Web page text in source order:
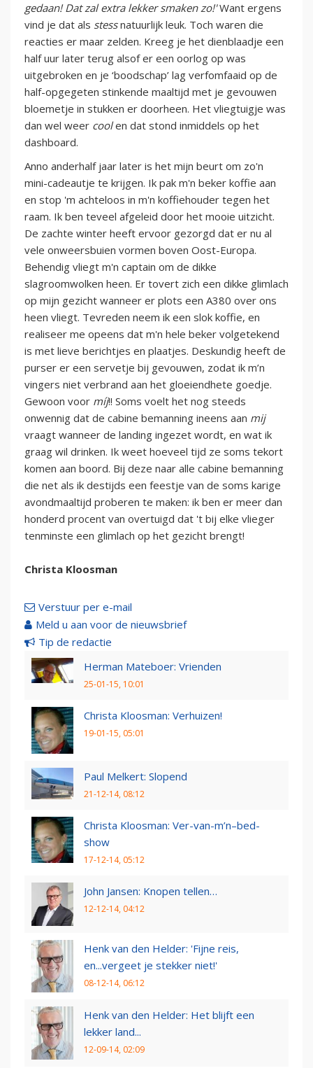
gedaan! Dat zal extra lekker smaken zo!'Want ergens
vind je dat als stessnatuurlijk leuk. Toch waren die
reacties er maar zelden. Kreeg je het dienblaadje een
half uur later terug alsof er een oorlog op was
uitgebroken en je ‘boodschap’ lag verfomfaaid op de
half-opgegeten stinkende maaltijd met je gevouwen
bloemetje in stukken er doorheen. Het vliegtuigje was
dan wel weer coolen dat stond inmiddels op het
dashboard.
Anno anderhalf jaar later is het mijn beurt om zo'n
mini-cadeautje te krijgen. Ik pak m'n beker koffie aan
en stop 'm achteloos in m'n koffiehouder tegen het
raam. Ik ben teveel afgeleid door het mooie uitzicht.
De zachte winter heeft ervoor gezorgd dat er nu al
vele onweersbuien vormen boven Oost-Europa.
Behendig vliegt m'n captain om de dikke
slagroomwolken heen. Er tovert zich een dikke glimlach
op mijn gezicht wanneer er plots een A380 over ons
heen vliegt. Tevreden neem ik een slok koffie, en
realiseer me opeens dat m'n hele beker volgetekend
is met lieve berichtjes en plaatjes. Deskundig heeft de
purser er een servetje bij gevouwen, zodat ik m’n
vingers niet verbrand aan het gloeiendhete goedje.
Gewoon voor míj!! Soms voelt het nog steeds
onwennig dat de cabine bemanning ineens aan mij
vraagt wanneer de landing ingezet wordt, en wat ik
graag wil drinken. Ik weet hoeveel tijd ze soms tekort
komen aan boord. Bij deze naar alle cabine bemanning
die net als ik destijds een feestje van de soms karige
avondmaaltijd proberen te maken: ik ben er meer dan
honderd procent van overtuigd dat 't bij elke vlieger
tenminste een glimlach op het gezicht brengt!
Christa Kloosman
Verstuur per e-mail
Meld u aan voor de nieuwsbrief
Tip de redactie
Herman Mateboer: Vrienden
25-01-15, 10:01
Christa Kloosman: Verhuizen!
19-01-15, 05:01
Paul Melkert: Slopend
21-12-14, 08:12
Christa Kloosman: Ver-van-m’n–bed-
show
17-12-14, 05:12
John Jansen: Knopen tellen…
12-12-14, 04:12
Henk van den Helder: 'Fijne reis,
en...vergeet je stekker niet!'
08-12-14, 06:12
Henk van den Helder: Het blijft een
lekker land...
12-09-14, 02:09